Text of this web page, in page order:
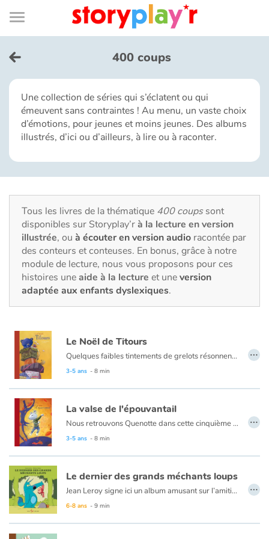
Connexion
Bibliothèque
de
page
Menu
Je me connecte
Tester gratuitement
Bibliothèque
Accueil
Contes d'ici et d'ailleurs
Fable, mythe, littérature et poésie
Princesses et princes, rois, reines et dragons
Ogres, monstres et sorcières
Héroïnes et héros
Les animaux
Voyage, épopée, enquête, aventure
Autour du monde
Apprentissage
400 coups
Une collection de séries qui s’éclatent ou qui
émeuvent sans contraintes ! Au menu, un vaste choix
d’émotions, pour jeunes et moins jeunes. Des albums
illustrés, d’ici ou d’ailleurs, à lire ou à raconter.
Tous les livres de la thématique 400 coupssont
disponibles sur Storyplay’rà la lecture en version
illustrée, ou à écouter en version audio racontée par
des conteurs et conteuses. En bonus, grâce à notre
module de lecture, nous vous proposons pour ces
histoires uneaide à la lecture et uneversion
adaptée aux enfants dyslexiques.
Le Noël de Titours
Quelques faibles tintements de grelots résonnent encore au loin, puis le silence envahit la pièce... Quenotte découvre alors un ours en peluche qui ne veut pas être un jouet et qui exige sa maman! Notre courageuse souris décide d'accompagner l'ourson pour la retrouver : une grande aventure les attend! Vous ne regarderez plus jamais les étoiles de la même façon...
3-5 ans - 8 min
…
La valse de l'épouvantail
Nous retrouvons Quenotte dans cette cinquième aventure un peu particulière... C'est l'automne : du bruit, une plainte... et un épouvantail qui doit se faire brûler puisque les fermiers trouvent qu'il ne sert plus à rien. Comment la petite souris va-t-elle aider son nouvel ami ?
3-5 ans - 8 min
…
Le dernier des grands méchants loups
Jean Leroy signe ici un album amusant sur l’amitié et sur ce qui nous fait peur (ou non), mettant en scène d’un côté, une petite fille qui a tout vu, et de l’autre, un grand méchant loup qui n’effraie plus personne. Au texte amusant et plein de sensibilité, qui multiplie les clins d’œil au Petit Chaperon rouge, se greffent les illustrations vives et spontanées d’Olivier Dutto.
6-8 ans - 9 min
…